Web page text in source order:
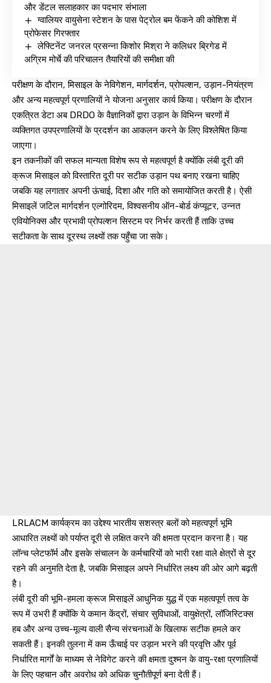
और डेंटल सलाहकार का पदभार संभाला
ग्वालियर वायुसेना स्टेशन के पास पेट्रोल बम फेंकने की कोशिश में
प्रोफेसर गिरफ्तार
लेफ्टिनेंट जनरल प्रसन्ना किशोर मिश्रा ने कलिधर ब्रिगेड में
अग्रिम मोर्चे की परिचालन तैयारियों की समीक्षा की
परीक्षण के दौरान, मिसाइल के नेविगेशन, मार्गदर्शन, प्रोपल्शन, उड़ान-नियंत्रण
और अन्य महत्वपूर्ण प्रणालियों ने योजना अनुसार कार्य किया। परीक्षण के दौरान
एकत्रित डेटा अब DRDO के वैज्ञानिकों द्वारा उड़ान के विभिन्न चरणों में
व्यक्तिगत उपप्रणालियों के प्रदर्शन का आकलन करने के लिए विश्लेषित किया
जाएगा।
इन तकनीकों की सफल मान्यता विशेष रूप से महत्वपूर्ण है क्योंकि लंबी दूरी की
क्रूज मिसाइल को विस्तारित दूरी पर सटीक उड़ान पथ बनाए रखना चाहिए
जबकि यह लगातार अपनी ऊंचाई, दिशा और गति को समायोजित करती है। ऐसी
मिसाइलें जटिल मार्गदर्शन एल्गोरिदम, विश्वसनीय ऑन-बोर्ड कंप्यूटर, उन्नत
एवियोनिक्स और प्रभावी प्रोपल्शन सिस्टम पर निर्भर करती हैं ताकि उच्च
सटीकता के साथ दूरस्थ लक्ष्यों तक पहुँचा जा सके।
LRLACM कार्यक्रम का उद्देश्य भारतीय सशस्त्र बलों को महत्वपूर्ण भूमि
आधारित लक्ष्यों को पर्याप्त दूरी से लक्षित करने की क्षमता प्रदान करना है। यह
लॉन्च प्लेटफॉर्म और इसके संचालन के कर्मचारियों को भारी रक्षा वाले क्षेत्रों से दूर
रहने की अनुमति देता है, जबकि मिसाइल अपने निर्धारित लक्ष्य की ओर आगे बढ़ती
है।
लंबी दूरी की भूमि-हमला क्रूज मिसाइलें आधुनिक युद्ध में एक महत्वपूर्ण तत्व के
रूप में उभरी हैं क्योंकि ये कमान केंद्रों, संचार सुविधाओं, वायुक्षेत्रों, लॉजिस्टिक्स
हब और अन्य उच्च-मूल्य वाली सैन्य संरचनाओं के खिलाफ सटीक हमले कर
सकती हैं। इनकी तुलना में कम ऊँचाई पर उड़ान भरने की प्रवृत्ति और पूर्व
निर्धारित मार्गों के माध्यम से नेविगेट करने की क्षमता दुश्मन के वायु-रक्षा प्रणालियों
के लिए पहचान और अवरोध को अधिक चुनौतीपूर्ण बना देती हैं।